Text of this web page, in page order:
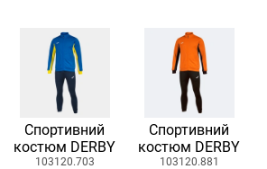
Спортивний
костюм DERBY
103120.703
Спортивний
костюм DERBY
103120.881